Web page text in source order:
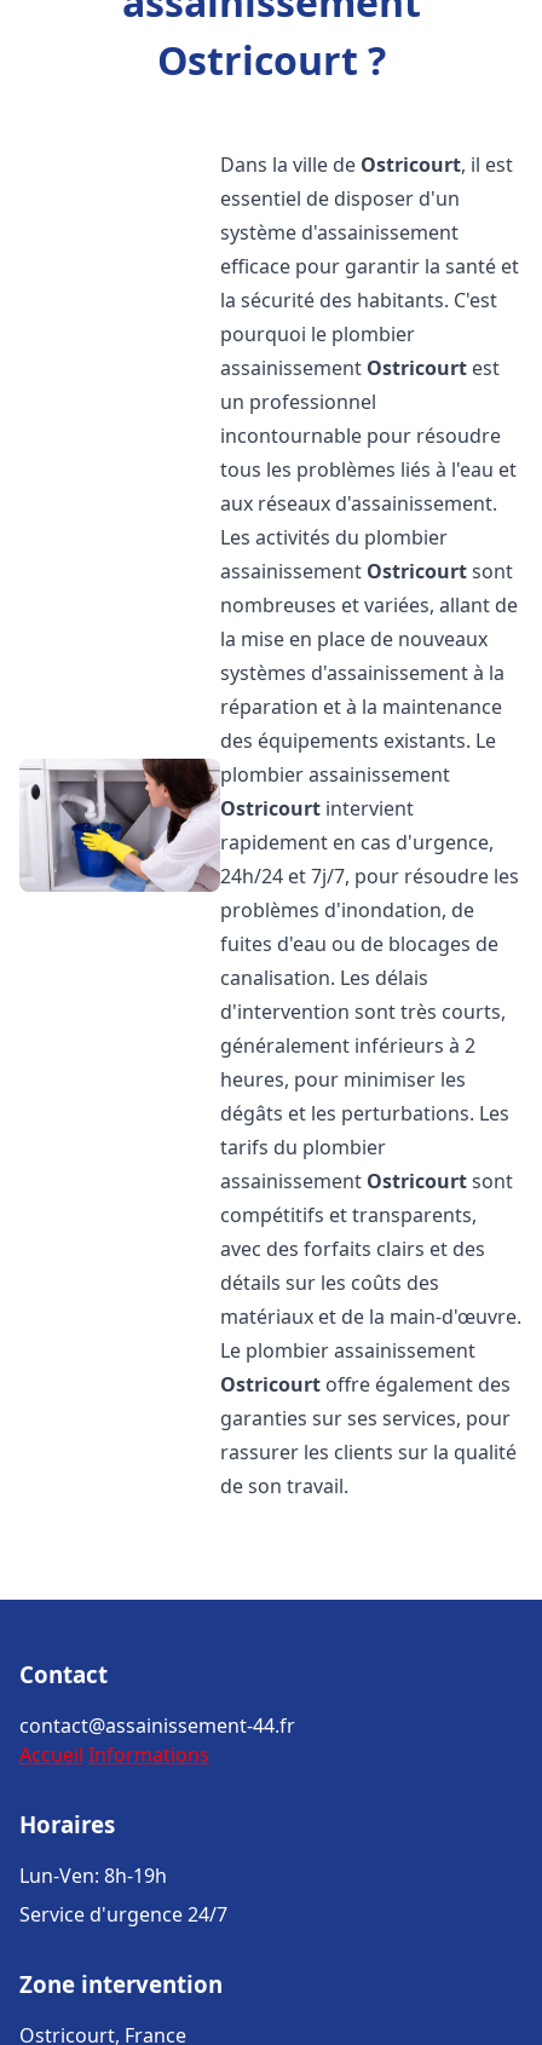
Ostricourt ?
Dans la ville de Ostricourt, il est
essentiel de disposer d'un
système d'assainissement
efficace pour garantir la santé et
la sécurité des habitants. C'est
pourquoi le plombier
assainissement Ostricourt est
un professionnel
incontournable pour résoudre
tous les problèmes liés à l'eau et
aux réseaux d'assainissement.
Les activités du plombier
assainissement Ostricourtsont
nombreuses et variées, allant de
la mise en place de nouveaux
systèmes d'assainissement à la
réparation et à la maintenance
des équipements existants. Le
plombier assainissement
Ostricourt intervient
rapidement en cas d'urgence,
24h/24 et 7j/7, pour résoudre les
problèmes d'inondation, de
fuites d'eau ou de blocages de
canalisation. Les délais
d'intervention sont très courts,
généralement inférieurs à 2
heures, pour minimiser les
dégâts et les perturbations. Les
tarifs du plombier
assainissement Ostricourtsont
compétitifs et transparents,
avec des forfaits clairs et des
détails sur les coûts des
matériaux et de la main-d'œuvre.
Le plombier assainissement
Ostricourt offre également des
garanties sur ses services, pour
rassurer les clients sur la qualité
de son travail.
Contact
contact@assainissement-44.fr
Accueil Informations
Horaires
Lun-Ven: 8h-19h
Service d'urgence 24/7
Zone intervention
Ostricourt, France